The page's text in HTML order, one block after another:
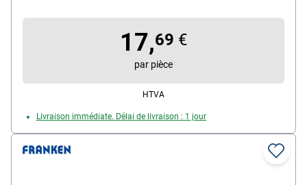
17,69 €
par pièce
HTVA
Livraison immédiate. Délai de livraison : 1 jour